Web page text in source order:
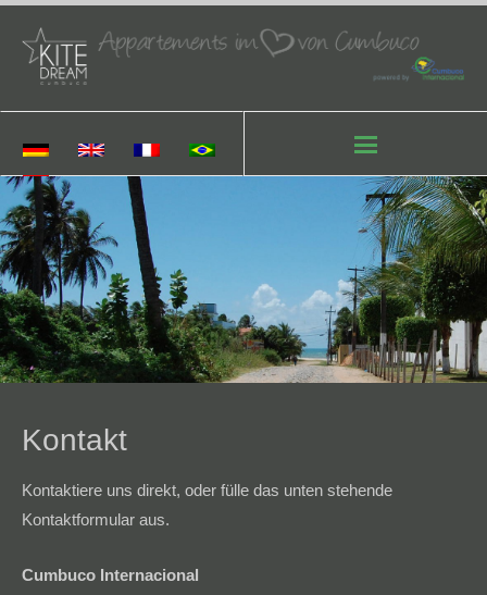
Kontakt
Kontaktiere uns direkt, oder fülle das unten stehende
Kontaktformular aus.
Cumbuco Internacional